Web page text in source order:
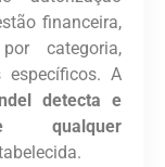
financeira,
categoria,
específicos. A
detecta e
qualquer